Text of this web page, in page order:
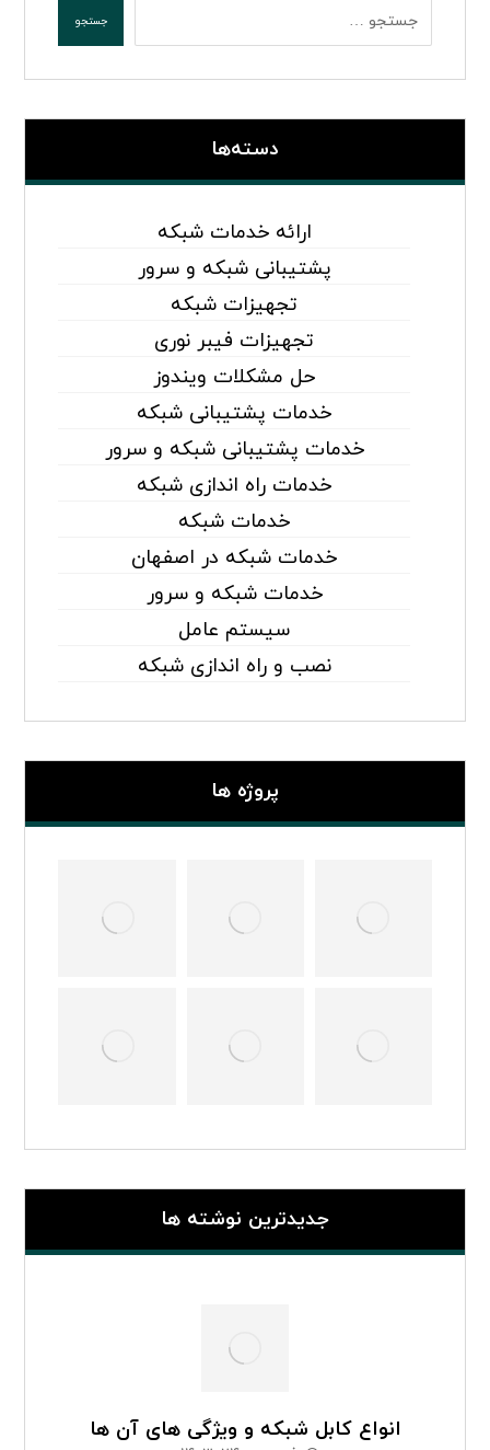
دسته‌ها
ارائه خدمات شبکه
پشتیبانی شبکه و سرور
تجهیزات شبکه
تجهیزات فیبر نوری
حل مشکلات ویندوز
خدمات پشتیبانی شبکه
خدمات پشتیبانی شبکه و سرور
خدمات راه اندازی شبکه
خدمات شبکه
خدمات شبکه در اصفهان
خدمات شبکه و سرور
سیستم عامل
نصب و راه اندازی شبکه
پروژه ها
جدیدترین نوشته ها
انواع کابل شبکه و ویژگی های آن ها